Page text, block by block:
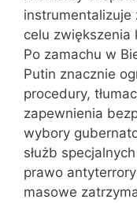
instrumentalizuje
celu zwiększenia
Po zamachu w
Putin znacznie
procedury,
zapewnienia
wybory
służb
prawo
masowe